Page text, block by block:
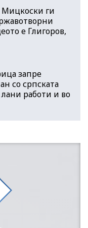
ги
е Глигоров,
запре
со српската
лани работи и во